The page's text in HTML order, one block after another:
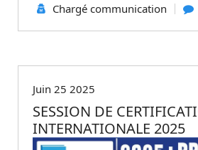
Chargé communication
Juin 25 2025
SESSION DE
INTERNATIONALE 2025